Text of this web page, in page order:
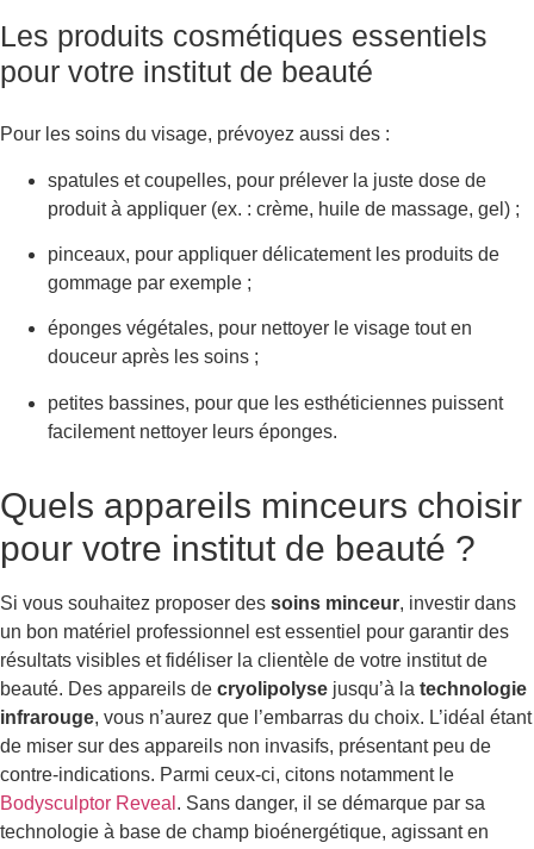
Les produits cosmétiques essentiels
pour votre institut de beauté
Pour les soins du visage, prévoyez aussi des :
spatules et coupelles, pour prélever la juste dose de
produit à appliquer (ex. : crème, huile de massage, gel) ;
pinceaux, pour appliquer délicatement les produits de
gommage par exemple ;
éponges végétales, pour nettoyer le visage tout en
douceur après les soins ;
petites bassines, pour que les esthéticiennes puissent
facilement nettoyer leurs éponges.
Quels appareils minceurs choisir
pour votre institut de beauté ?
Si vous souhaitez proposer des soins minceur, investir dans
un bon matériel professionnel est essentiel pour garantir des
résultats visibles et fidéliser la clientèle de votre institut de
beauté. Des appareils de cryolipolyse jusqu’à la technologie
infrarouge, vous n’aurez que l’embarras du choix. L’idéal étant
de miser sur des appareils non invasifs, présentant peu de
contre-indications. Parmi ceux-ci, citons notamment le
Bodysculptor Reveal . Sans danger, il se démarque par sa
technologie à base de champ bioénergétique, agissant en